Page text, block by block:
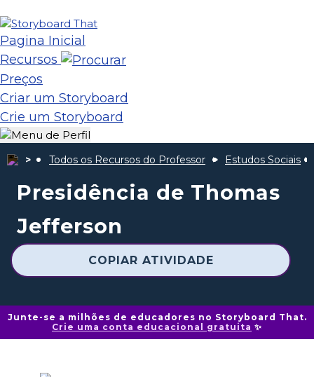
Pagina Inicial
Recursos
Preços
Criar um Storyboard
Crie um Storyboard
Todos os Recursos do Professor Estudos Sociais
Presidência de Thomas
Jefferson
COPIAR ATIVIDADE
Junte-se a milhões de educadores no Storyboard That.
Crie uma conta educacional gratuita ✨